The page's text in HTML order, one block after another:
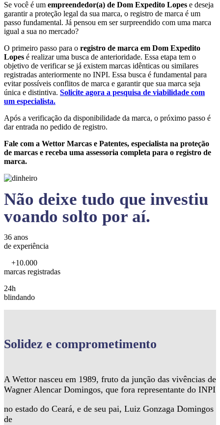
Se você é um empreendedor(a) de Dom Expedito Lopes e deseja
garantir a proteção legal da sua marca, o registro de marca é um
passo fundamental. Já pensou em ser surpreendido com uma marca
igual a sua no mercado?
O primeiro passo para o registro de marca em Dom Expedito
Lopes é realizar uma busca de anterioridade. Essa etapa tem o
objetivo de verificar se já existem marcas idênticas ou similares
registradas anteriormente no INPI. Essa busca é fundamental para
evitar possíveis conflitos de marca e garantir que sua marca seja
única e distintiva. Solicite agora a pesquisa de viabilidade com
um especialista.
Após a verificação da disponibilidade da marca, o próximo passo é
dar entrada no pedido de registro.
Fale com a Wettor Marcas e Patentes, especialista na proteção
de marcas e receba uma assessoria completa para o registro de
marca.
Não deixe tudo que investiu
voando solto por aí.
36 anos
de experiência
+10.000
marcas registradas
24h
blindando
Solidez e comprometimento
A Wettor nasceu em 1989, fruto da junção das vivências de
Wagner Alencar Domingos, que fora representante do INPI
no estado do Ceará, e de seu pai, Luiz Gonzaga Domingos
de